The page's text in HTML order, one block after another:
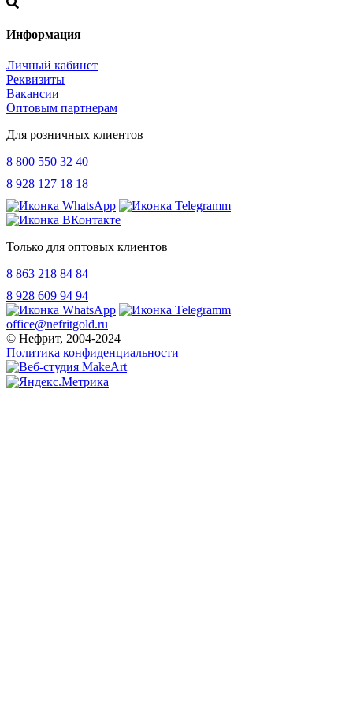
Информация
Личный кабинет
Реквизиты
Вакансии
Оптовым партнерам
Для розничных клиентов
8 800 550 32 40
8 928 127 18 18
Только для оптовых клиентов
8 863 218 84 84
8 928 609 94 94
office@nefritgold.ru
© Нефрит, 2004-2024
Политика конфиденциальности